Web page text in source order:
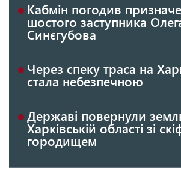
Кабмін погодив
шостого заступника
Синєгубова
Через спеку траса на
стала небезпечною
Державі повернули
Харківській області зі
городищем